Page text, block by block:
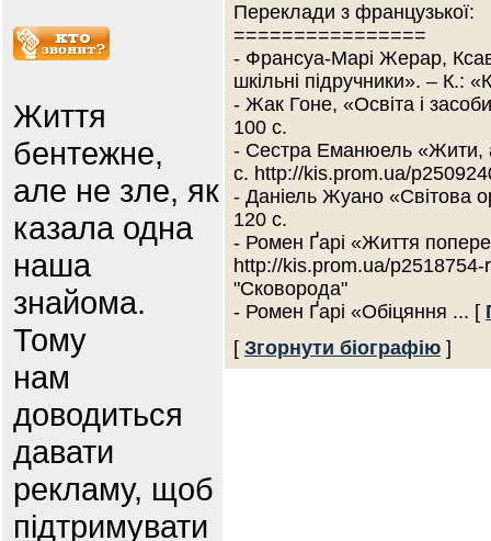
Життя
бентежне,
але не зле, як
казала одна
наша
знайома.
Тому
нам
доводиться
давати
рекламу, щоб
підтримувати
Переклади з французької:
================
- Франсуа-Марі Жерар,
шкільні підручники». – К.:
- Жак Гоне, «Освіта і
100 с.
- Сестра Еманюель «Жити,
с. http://kis.prom.ua/
- Даніель Жуано «Світова
120 с.
- Ромен Ґарі «Життя
http://kis.prom.ua/p2518754-
"Сковорода"
- Ромен Ґарі «Обіцяння ... [
[ Згорнути біографію ]